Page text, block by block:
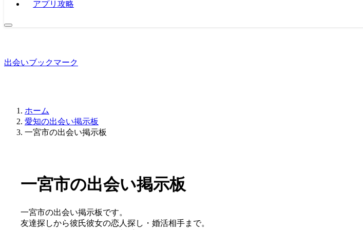
アプリ攻略
出会いブックマーク
ホーム
愛知の出会い掲示板
一宮市の出会い掲示板
一宮市の出会い掲示板
一宮市の出会い掲示板です。
友達探しから彼氏彼女の恋人探し・婚活相手まで。